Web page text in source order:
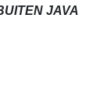
JAVA